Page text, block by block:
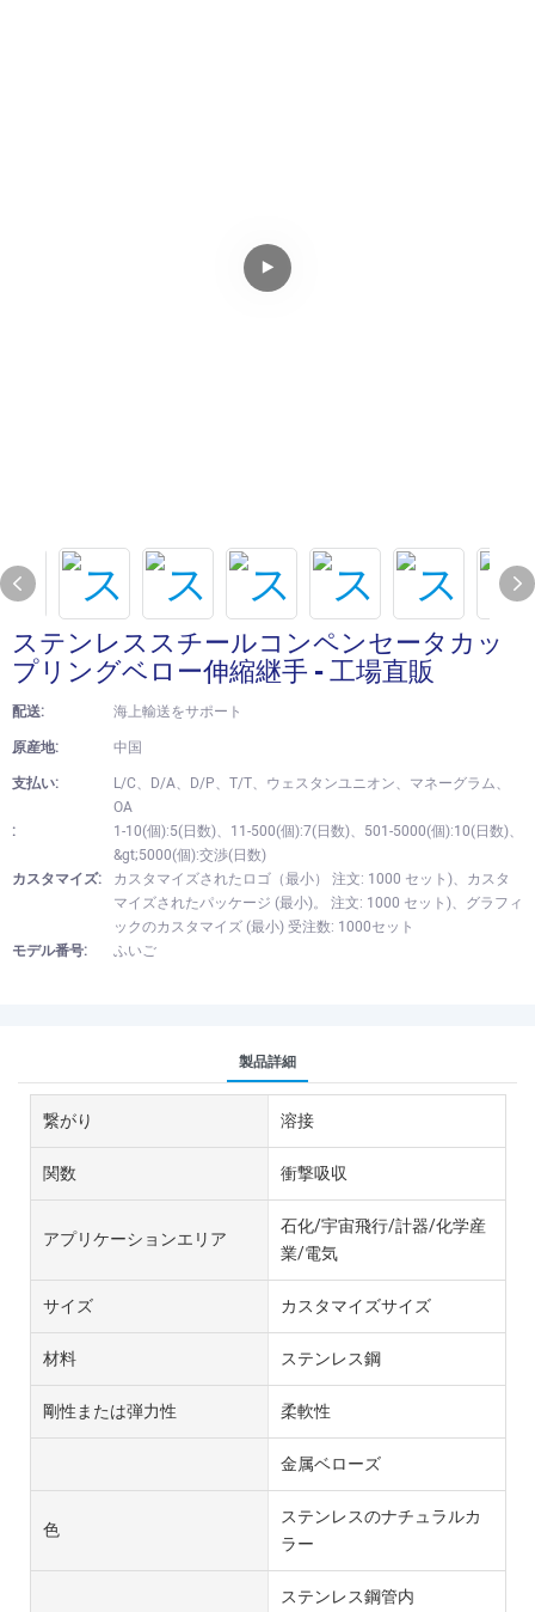
ステンレススチールコンペンセータカッ
プリングベロー伸縮継手 - 工場直販
配送:
海上輸送をサポート
原産地:
中国
支払い:
L/C、D/A、D/P、T/T、ウェスタンユニオン、マネーグラム、
OA
:
1-10(個):5(日数)、11-500(個):7(日数)、501-5000(個):10(日数)、
&gt;5000(個):交渉(日数)
カスタマイズ:
カスタマイズされたロゴ（最小） 注文: 1000 セット)、カスタ
マイズされたパッケージ (最小)。 注文: 1000 セット)、グラフィ
ックのカスタマイズ (最小) 受注数: 1000セット
モデル番号:
ふいご
製品詳細
繋がり 溶接
関数 衝撃吸収
アプリケーションエリア
石化/宇宙飛行/計器/化学産
業/電気
サイズ カスタマイズサイズ
材料 ステンレス鋼
剛性または弾力性 柔軟性
金属ベローズ
色
ステンレスのナチュラルカ
ラー
ステンレス鋼管内